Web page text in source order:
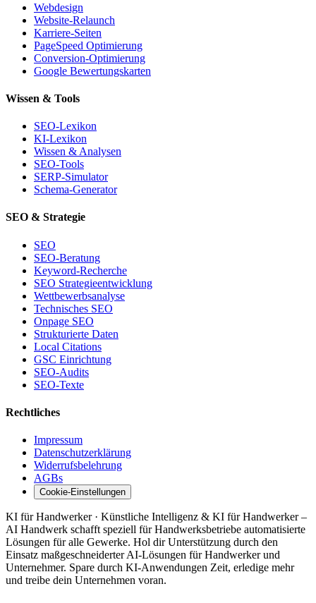
Webdesign
Website-Relaunch
Karriere-Seiten
PageSpeed Optimierung
Conversion-Optimierung
Google Bewertungskarten
Wissen & Tools
SEO-Lexikon
KI-Lexikon
Wissen & Analysen
SEO-Tools
SERP-Simulator
Schema-Generator
SEO & Strategie
SEO
SEO-Beratung
Keyword-Recherche
SEO Strategieentwicklung
Wettbewerbsanalyse
Technisches SEO
Onpage SEO
Strukturierte Daten
Local Citations
GSC Einrichtung
SEO-Audits
SEO-Texte
Rechtliches
Impressum
Datenschutzerklärung
Widerrufsbelehrung
AGBs
Cookie-Einstellungen
KI für Handwerker · Künstliche Intelligenz & KI für Handwerker –
AI Handwerk schafft speziell für Handwerksbetriebe automatisierte
Lösungen für alle Gewerke. Hol dir Unterstützung durch den
Einsatz maßgeschneiderter AI-Lösungen für Handwerker und
Unternehmer. Spare durch KI-Anwendungen Zeit, erledige mehr
und treibe dein Unternehmen voran.